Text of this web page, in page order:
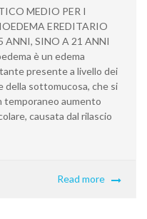
MEDIO PER I
EREDITARIO
ANNI, SINO A 21 ANNI
è un edema
presente a livello dei
sottomucosa, che si
temporaneo aumento
causata dal rilascio
Read more